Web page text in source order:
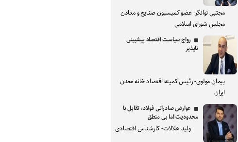
مجتبی توانگر- عضو کمیسیون صنایع و معادن
مجلس شورای اسلامی
رواج سیاست اقتصاد پیشبینی
ناپذیر
پیمان مولوی- رئیس کمیته اقتصاد خانه معدن
ایران
عوارض صادراتی فولاد، تقابل با
محدودیت اما بی منطق
ولید هلالات- کارشناس اقتصادی